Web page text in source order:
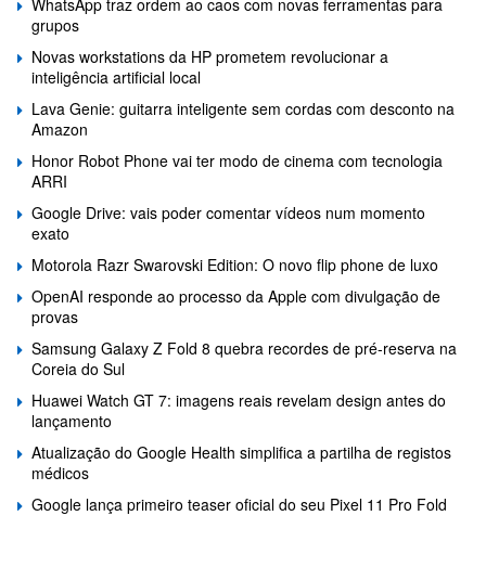
grupos
Novas workstations da HP prometem revolucionar a
inteligência artificial local
Lava Genie: guitarra inteligente sem cordas com desconto na
Amazon
Honor Robot Phone vai ter modo de cinema com tecnologia
ARRI
Google Drive: vais poder comentar vídeos num momento
exato
Motorola Razr Swarovski Edition: O novo flip phone de luxo
OpenAI responde ao processo da Apple com divulgação de
provas
Samsung Galaxy Z Fold 8 quebra recordes de pré-reserva na
Coreia do Sul
Huawei Watch GT 7: imagens reais revelam design antes do
lançamento
Atualização do Google Health simplifica a partilha de registos
médicos
Google lança primeiro teaser oficial do seu Pixel 11 Pro Fold